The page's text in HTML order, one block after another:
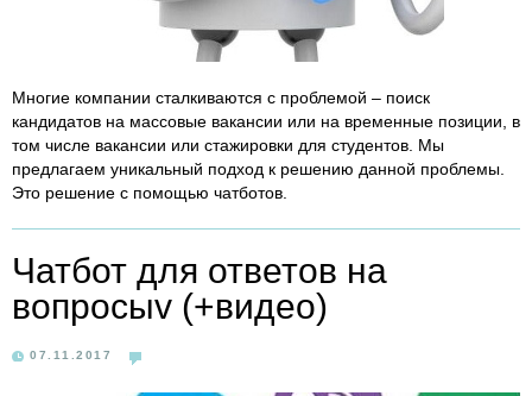
Многие компании сталкиваются с проблемой – поиск
кандидатов на массовые вакансии или на временные позиции, в
том числе вакансии или стажировки для студентов. Мы
предлагаем уникальный подход к решению данной проблемы.
Это решение с помощью чатботов.
Чатбот для ответов на
вопросыv (+видео)
07.11.2017